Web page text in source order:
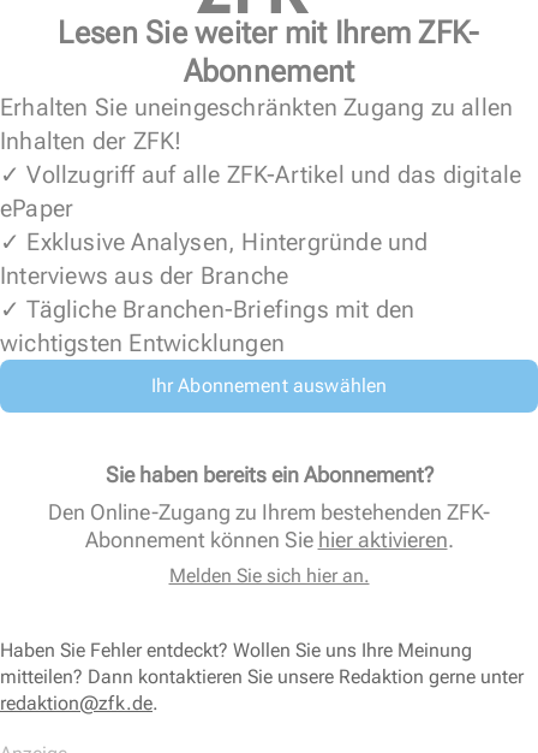
Lesen Sie weiter mit Ihrem ZFK-
Abonnement
Erhalten Sie uneingeschränkten Zugang zu allen
Inhalten der ZFK!
✓ Vollzugriff auf alle ZFK-Artikel und das digitale
ePaper
✓ Exklusive Analysen, Hintergründe und
Interviews aus der Branche
✓ Tägliche Branchen-Briefings mit den
wichtigsten Entwicklungen
Ihr Abonnement auswählen
Sie haben bereits ein Abonnement?
Den Online-Zugang zu Ihrem bestehenden ZFK-
Abonnement können Sie hier aktivieren.
Melden Sie sich hier an.
Haben Sie Fehler entdeckt? Wollen Sie uns Ihre Meinung
mitteilen? Dann kontaktieren Sie unsere Redaktion gerne unter
redaktion@zfk.de.